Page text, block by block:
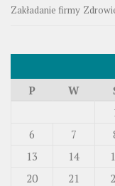
Zakładanie firmy
P
W
6
7
13
14
20
21